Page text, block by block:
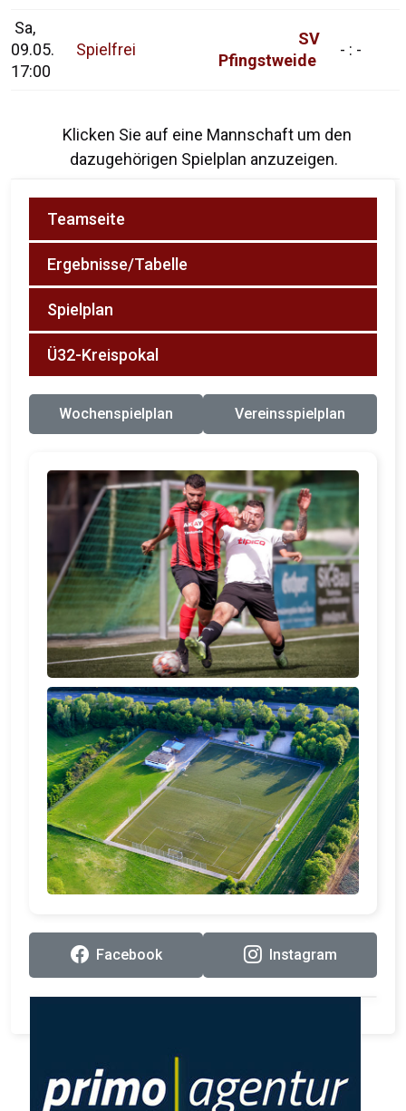
Sa,
09.05.
17:00
Spielfrei
SV
Pfingstweide
- : -
Klicken Sie auf eine Mannschaft um den
dazugehörigen Spielplan anzuzeigen.
Teamseite
Ergebnisse/Tabelle
Spielplan
Ü32-Kreispokal
Wochenspielplan Vereinsspielplan
Facebook Instagram